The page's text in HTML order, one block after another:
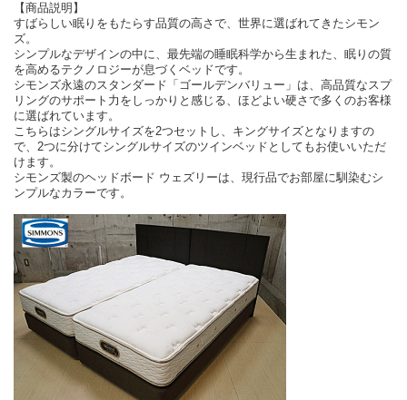
【商品説明】
すばらしい眠りをもたらす品質の高さで、世界に選ばれてきたシモン
ズ。
シンプルなデザインの中に、最先端の睡眠科学から生まれた、眠りの質
を高めるテクノロジーが息づくベッドです。
シモンズ永遠のスタンダード「ゴールデンバリュー」は、高品質なスプ
リングのサポート力をしっかりと感じる、ほどよい硬さで多くのお客様
に選ばれています。
こちらはシングルサイズを2つセットし、キングサイズとなりますの
で、2つに分けてシングルサイズのツインベッドとしてもお使いいただ
けます。
シモンズ製のヘッドボード ウェズリーは、現行品でお部屋に馴染むシ
ンプルなカラーです。